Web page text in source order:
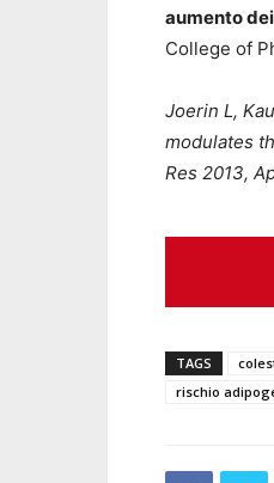
aumento
College of
Joerin L,
modulates
Res 2013,
TAGS
rischio